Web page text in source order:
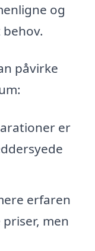
og
påvirke
er
erfaren
men